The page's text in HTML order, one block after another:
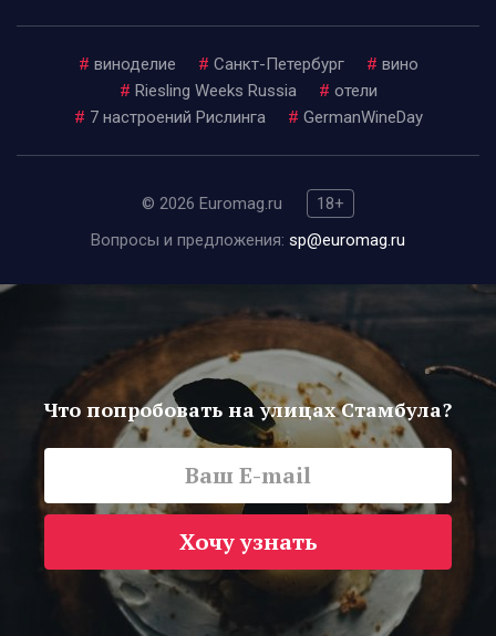
# виноделие # Санкт-Петербург # вино
# Riesling Weeks Russia # отели
# 7 настроений Рислинга # GermanWineDay
© 2026 Euromag.ru
18+
Вопросы и предложения: sp@euromag.ru
Что попробовать на улицах Стамбула?
Хочу узнать